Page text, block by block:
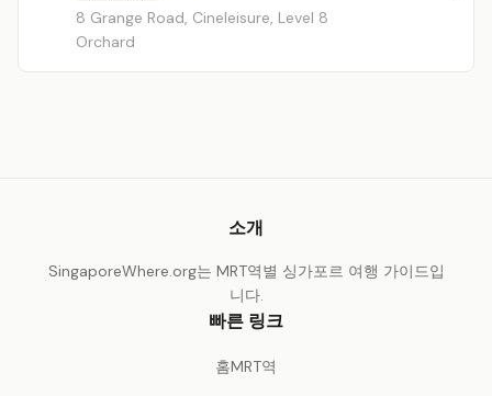
8 Grange Road, Cineleisure, Level 8
Orchard
소개
SingaporeWhere.org는 MRT역별 싱가포르 여행 가이드입
니다.
빠른 링크
홈MRT역